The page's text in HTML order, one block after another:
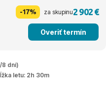
-17% za skupinu2 902 €
Overiť termín
8 dní)
letu: 2h 30m